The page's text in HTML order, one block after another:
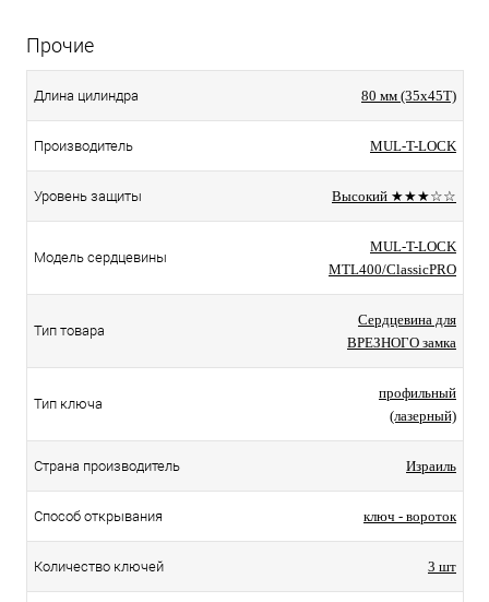
Прочие
Длина цилиндра 80 мм (35x45T)
Производитель MUL-T-LOCK
Уровень защиты Высокий ★★★☆☆
Модель сердцевины
MUL-T-LOCK
MTL400/ClassicPRO
Тип товара
Сердцевина для
ВРЕЗНОГО замка
Тип ключа
профильный
(лазерный)
Страна производитель Израиль
Способ открывания ключ - вороток
Количество ключей 3 шт